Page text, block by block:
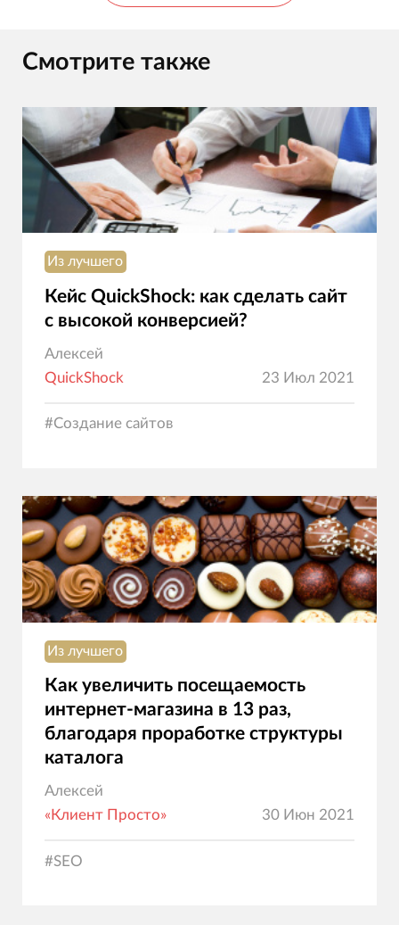
Смотрите также
Из лучшего
Кейс QuickShock: как сделать сайт
с высокой конверсией?
Алексей
QuickShock
23 Июл 2021
#Создание сайтов
Из лучшего
Как увеличить посещаемость
интернет-магазина в 13 раз,
благодаря проработке структуры
каталога
Алексей
«Клиент Просто»
30 Июн 2021
#SEO